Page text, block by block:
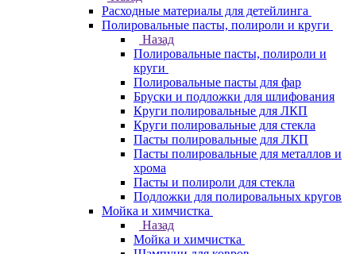
Расходные материалы для детейлинга
Полировальные пасты, полироли и круги
Назад
Полировальные пасты, полироли и
круги
Полировальные пасты для фар
Бруски и подложки для шлифования
Круги полировальные для ЛКП
Круги полировальные для стекла
Пасты полировальные для ЛКП
Пасты полировальные для металлов и
хрома
Пасты и полироли для стекла
Подложки для полировальных кругов
Мойка и химчистка
Назад
Мойка и химчистка